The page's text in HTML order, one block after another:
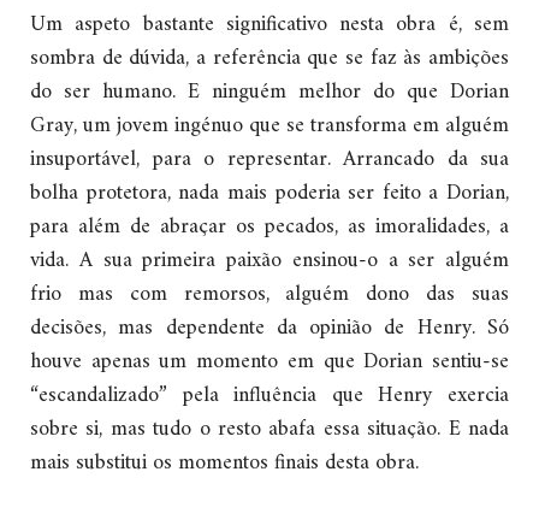
Um aspeto bastante significativo nesta obra é, sem
sombra de dúvida, a referência que se faz às ambições
do ser humano. E ninguém melhor do que Dorian
Gray, um jovem ingénuo que se transforma em alguém
insuportável, para o representar. Arrancado da sua
bolha protetora, nada mais poderia ser feito a Dorian,
para além de abraçar os pecados, as imoralidades, a
vida. A sua primeira paixão ensinou-o a ser alguém
frio mas com remorsos, alguém dono das suas
decisões, mas dependente da opinião de Henry. Só
houve apenas um momento em que Dorian sentiu-se
“escandalizado” pela influência que Henry exercia
sobre si, mas tudo o resto abafa essa situação. E nada
mais substitui os momentos finais desta obra.